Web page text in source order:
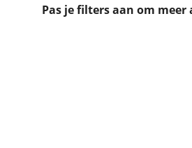
Pas je filters aan om meer